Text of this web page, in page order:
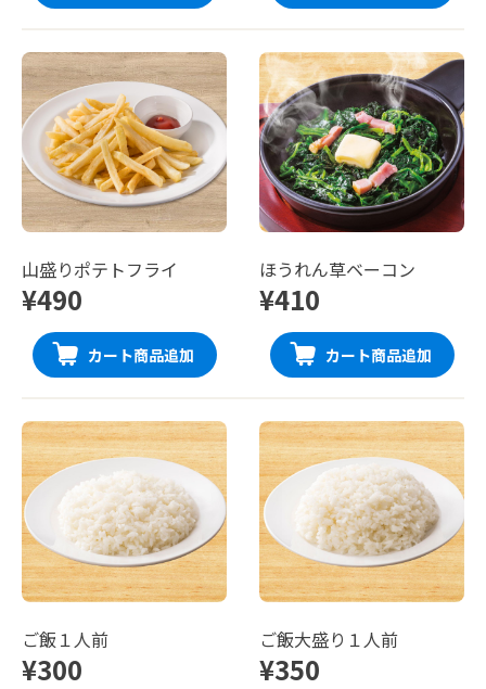
山盛りポテトフライ
¥490
カート商品追加
ほうれん草ベーコン
¥410
カート商品追加
ご飯１人前
¥300
ご飯大盛り１人前
¥350